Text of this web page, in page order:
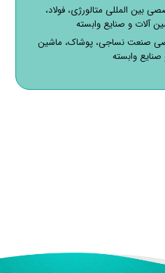
بین المللی متالورژی، فولاد،
آلات و صنایع وابسته
صنعت نساجی، پوشاک، ماشین
صنایع وابسته